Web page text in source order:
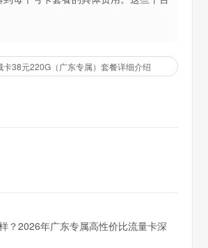
促进了市场的公平竞争。
卡38元220G（广东专属）套餐详细介绍
？2026年广东专属高性价比流量卡深